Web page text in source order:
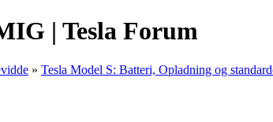
| Tesla Forum
» Tesla Model S: Batteri, Opladning og